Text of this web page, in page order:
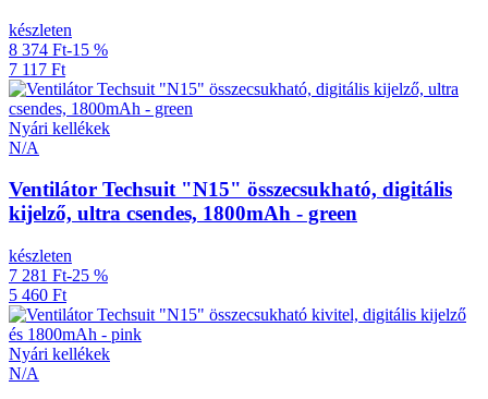
készleten
8 374 Ft-15 %
7 117 Ft
Nyári kellékek
N/A
Ventilátor Techsuit "N15" összecsukható, digitális
kijelző, ultra csendes, 1800mAh - green
készleten
7 281 Ft-25 %
5 460 Ft
Nyári kellékek
N/A